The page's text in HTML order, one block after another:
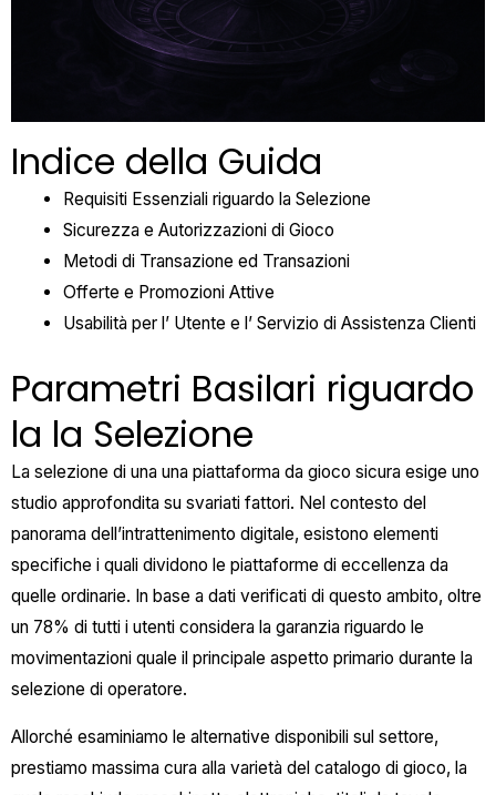
Indice della Guida
Requisiti Essenziali riguardo la Selezione
Sicurezza e Autorizzazioni di Gioco
Metodi di Transazione ed Transazioni
Offerte e Promozioni Attive
Usabilità per l’ Utente e l’ Servizio di Assistenza Clienti
Parametri Basilari riguardo
la la Selezione
La selezione di una una piattaforma da gioco sicura esige uno
studio approfondita su svariati fattori. Nel contesto del
panorama dell’intrattenimento digitale, esistono elementi
specifiche i quali dividono le piattaforme di eccellenza da
quelle ordinarie. In base a dati verificati di questo ambito, oltre
un 78% di tutti i utenti considera la garanzia riguardo le
movimentazioni quale il principale aspetto primario durante la
selezione di operatore.
Allorché esaminiamo le alternative disponibili sul settore,
prestiamo massima cura alla varietà del catalogo di gioco, la